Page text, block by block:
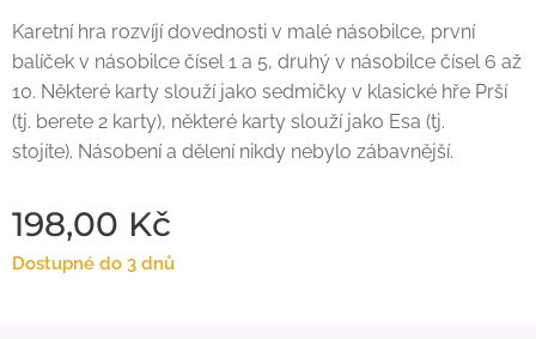
Karetní hra rozvíjí dovednosti v malé násobilce, první
balíček v násobilce čísel 1 a 5, druhý v násobilce čísel 6 až
10. Některé karty slouží jako sedmičky v klasické hře Prší
(tj. berete 2 karty), některé karty slouží jako Esa (tj.
stojíte). Násobení a dělení nikdy nebylo zábavnější.
198,00 Kč
Dostupné do 3 dnů